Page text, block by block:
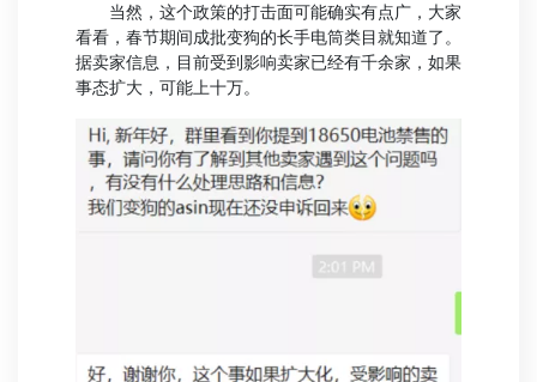
当然，这个政策的打击面可能确实有点广，大家
看看，春节期间成批变狗的长手电筒类目就知道了。
据卖家信息，目前受到影响卖家已经有千余家，如果
事态扩大，可能上十万。